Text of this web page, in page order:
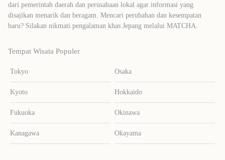
dari pemerintah daerah dan perusahaan lokal agar informasi yang
disajikan menarik dan beragam. Mencari perubahan dan kesempatan
baru? Silakan nikmati pengalaman khas Jepang melalui MATCHA.
Tempat Wisata Populer
Tokyo Osaka
Kyoto Hokkaido
Fukuoka Okinawa
Kanagawa Okayama